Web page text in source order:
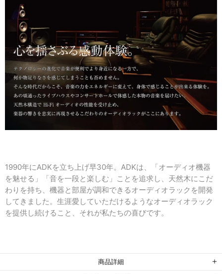
1990年にADKを立ち上げ早30年。ADKは、「オーディオ機器
を魅せる」「音を一段と楽しむ」ことを追求し、天然木にこだ
わりを持ち、機器と部屋が調和できるオーディオラックを開発
してきました。生涯愛していただけるようなオーディオラック
を提供し続けること、それが私たちの喜びです。
商品詳細